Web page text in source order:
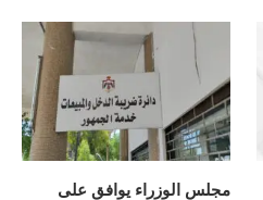
مجلس الوزراء يوافق على